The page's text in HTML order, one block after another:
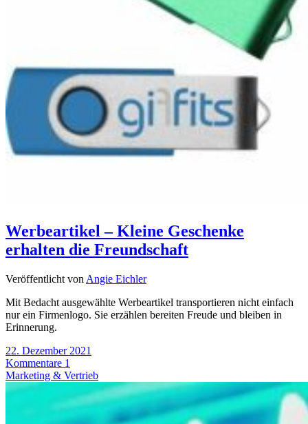
Werbeartikel – Kleine Geschenke
erhalten die Freundschaft
Veröffentlicht von Angie Eichler
Mit Bedacht ausgewählte Werbeartikel transportieren nicht einfach
nur ein Firmenlogo. Sie erzählen bereiten Freude und bleiben in
Erinnerung.
22. Dezember 2021
Kommentare 1
Marketing & Vertrieb